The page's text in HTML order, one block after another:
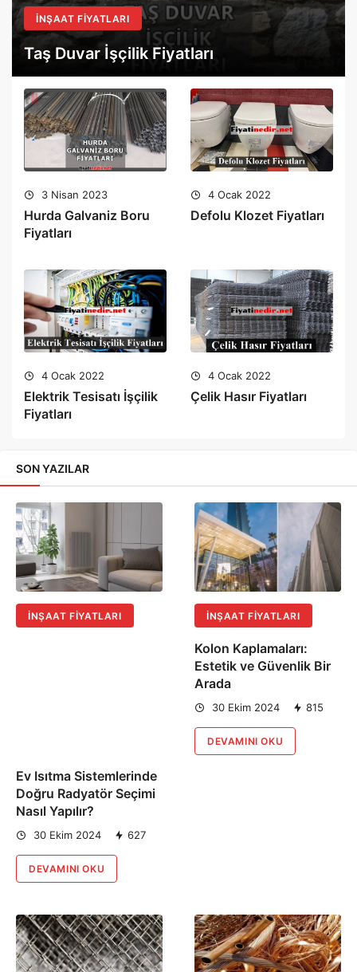
İNŞAAT FIYATLARI
Taş Duvar İşçilik Fiyatları
3 Nisan 2023
Hurda Galvaniz Boru
Fiyatları
4 Ocak 2022
Defolu Klozet Fiyatları
4 Ocak 2022
Elektrik Tesisatı İşçilik
Fiyatları
4 Ocak 2022
Çelik Hasır Fiyatları
SON YAZILAR
İNŞAAT FIYATLARI
Ev Isıtma Sistemlerinde
Doğru Radyatör Seçimi
Nasıl Yapılır?
30 Ekim 2024 627
DEVAMINI OKU
İNŞAAT FIYATLARI
Kolon Kaplamaları:
Estetik ve Güvenlik Bir
Arada
30 Ekim 2024 815
DEVAMINI OKU